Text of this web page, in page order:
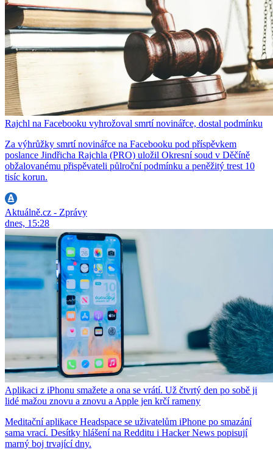
Rajchl na Facebooku vyhrožoval smrtí novinářce, dostal podmínku
Za výhrůžky smrtí novinářce na Facebooku pod příspěvkem
poslance Jindřicha Rajchla (PRO) uložil Okresní soud v Děčíně
obžalovanému přispěvateli půlroční podmínku a peněžitý trest 10
tisíc korun.
Aktuálně.cz - Zprávy
dnes, 15:28
Aplikaci z iPhonu smažete a ona se vrátí. Už čtvrtý den po sobě ji
lidé mažou znovu a znovu a Apple jen krčí rameny
Meditační aplikace Headspace se uživatelům iPhone po smazání
sama vrací. Desítky hlášení na Redditu i Hacker News popisují
marný boj trvající dny.